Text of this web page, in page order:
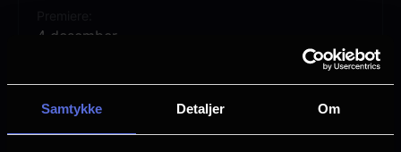
Samtykke Detaljer Om
4 desember
Vurdering: (2 stemmer 84.00%)
filmen nå på kino i
nyinnspilling av “Riders on the Storm”,
medJohn Densmore, Robby Kriegerog
spesielle gjesteartister. Sangen fremføres